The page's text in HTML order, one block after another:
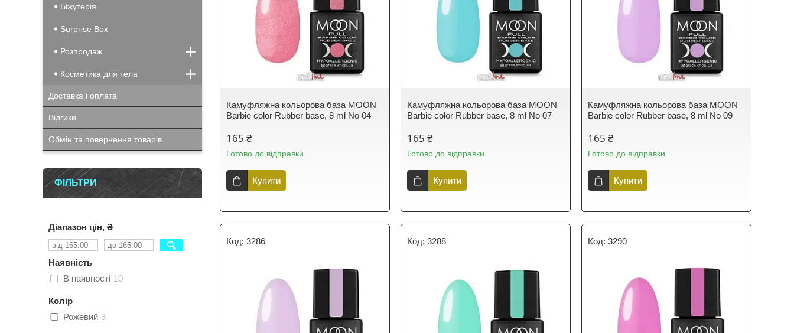
Камуфляжна кольорова база MOON
Barbie color Rubber base, 8 ml No 04
165 ₴
Готово до відправки
Купити
Камуфляжна кольорова база MOON
Barbie color Rubber base, 8 ml No 07
165 ₴
Готово до відправки
Купити
Камуфляжна кольорова база MOON
Barbie color Rubber base, 8 ml No 09
165 ₴
Готово до відправки
Купити
3286 3288 3290
Біжутерія
Surprise Box
Розпродаж
Косметика для тела
Доставка і оплата
Відгики
Обмін та повернення товарів
ФІЛЬТРИ
Діапазон цін, ₴
Наявність
В наявності 10
Колір
Рожевий 3